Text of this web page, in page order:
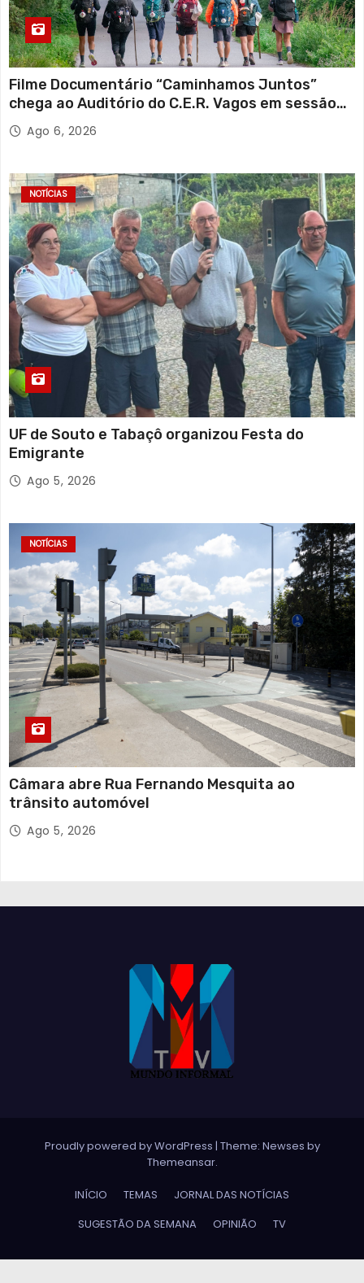
Filme Documentário “Caminhamos Juntos”
chega ao Auditório do C.E.R. Vagos em sessão
solidária
Ago 6, 2026
NOTÍCIAS
UF de Souto e Tabaçô organizou Festa do
Emigrante
Ago 5, 2026
NOTÍCIAS
Câmara abre Rua Fernando Mesquita ao
trânsito automóvel
Ago 5, 2026
Proudly powered by WordPress | Theme: Newses by
Themeansar.
INÍCIO TEMAS
JORNAL DAS NOTÍCIAS
SUGESTÃO DA SEMANA
OPINIÃO TV